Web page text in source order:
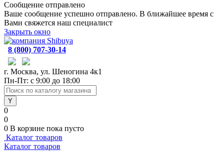
Сообщение отправлено
Ваше сообщение успешно отправлено. В ближайшее время с
Вами свяжется наш специалист
Закрыть окно
8 (800) 707-30-14
г. Москва, ул. Шеногина 4к1
Пн-Пт: с 9:00 до 18:00
0
0
0 В корзине пока пусто
Каталог товаров
Каталог товаров